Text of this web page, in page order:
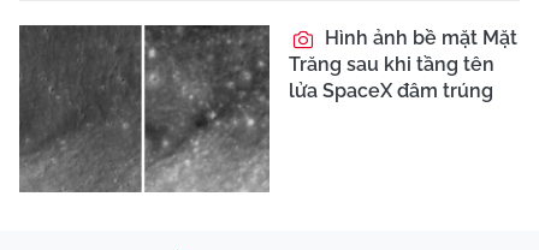
Hình ảnh bề mặt Mặt
Trăng sau khi tầng tên
lửa SpaceX đâm trúng